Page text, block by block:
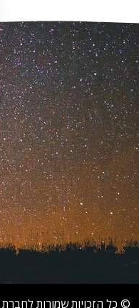
© כל הזכויות שמורות